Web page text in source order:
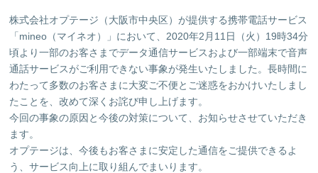
株式会社オプテージ（大阪市中央区）が提供する携帯電話サービス
「mineo（マイネオ）」において、2020年2月11日（火）19時34分
頃より一部のお客さまでデータ通信サービスおよび一部端末で音声
通話サービスがご利用できない事象が発生いたしました。長時間に
わたって多数のお客さまに大変ご不便とご迷惑をおかけいたしまし
たことを、改めて深くお詫び申し上げます。
今回の事象の原因と今後の対策について、お知らせさせていただき
ます。
オプテージは、今後もお客さまに安定した通信をご提供できるよ
う、サービス向上に取り組んでまいります。